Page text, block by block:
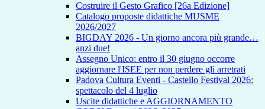
Costruire il Gesto Grafico [26a Edizione]
Catalogo proposte didattiche MUSME
2026/2027
BIGDAY 2026 - Un giorno ancora più grande…
anzi due!
Assegno Unico: entro il 30 giugno occorre
aggiornare l'ISEE per non perdere gli arretrati
Padova Cultura Eventi - Castello Festival 2026:
spettacolo del 4 luglio
Uscite didattiche e AGGIORNAMENTO